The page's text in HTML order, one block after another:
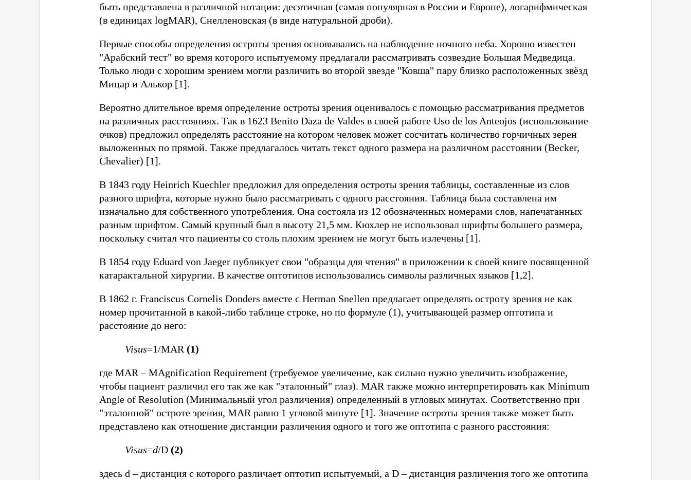
быть представлена в различной нотации: десятичная (самая популярная в России и Европе), логарифмическая
(в единицах logMAR), Снелленовская (в виде натуральной дроби).
Первые способы определения остроты зрения основывались на наблюдение ночного неба. Хорошо известен
"Арабский тест" во время которого испытуемому предлагали рассматривать созвездие Большая Медведица.
Только люди с хорошим зрением могли различить во второй звезде "Ковша" пару близко расположенных звёзд
Мицар и Алькор [1].
Вероятно длительное время определение остроты зрения оценивалось с помощью рассматривания предметов
на различных расстояниях. Так в 1623 Benito Daza de Valdes в своей работе Uso de los Anteojos (использование
очков) предложил определять расстояние на котором человек может сосчитать количество горчичных зерен
выложенных по прямой. Также предлагалось читать текст одного размера на различном расстоянии (Becker,
Chevalier) [1].
В 1843 году Heinrich Kuechler предложил для определения остроты зрения таблицы, составленные из слов
разного шрифта, которые нужно было рассматривать с одного расстояния. Таблица была составлена им
изначально для собственного употребления. Она состояла из 12 обозначенных номерами слов, напечатанных
разным шрифтом. Самый крупный был в высоту 21,5 мм. Кюхлер не использовал шрифты большего размера,
поскольку считал что пациенты со столь плохим зрением не могут быть излечены [1].
В 1854 году Eduard von Jaeger публикует свои "образцы для чтения" в приложении к своей книге посвященной
катарактальной хирургии. В качестве оптотипов использовались символы различных языков [1,2].
В 1862 г. Franciscus Cornelis Donders вместе с Herman Snellen предлагает определять остроту зрения не как
номер прочитанной в какой-либо таблице строке, но по формуле (1), учитывающей размер оптотипа и
расстояние до него:
Visus=1/MAR (1)
где MAR – MAgnification Requirement (требуемое увеличение, как сильно нужно увеличить изображение,
чтобы пациент различил его так же как "эталонный" глаз). MAR также можно интерпретировать как Minimum
Angle of Resolution (Минимальный угол различения) определенный в угловых минутах. Соответственно при
"эталонной" остроте зрения, MAR равно 1 угловой минуте [1]. Значение остроты зрения также может быть
представлено как отношение дистанции различения одного и того же оптотипа с разного расстояния:
Visus=d/D (2)
здесь d – дистанция с которого различает оптотип испытуемый, а D – дистанция различения того же оптотипа